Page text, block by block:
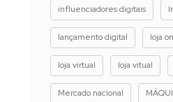
influenciadores digitais
lançamento digital loja
loja virtual loja vitual
Mercado nacional